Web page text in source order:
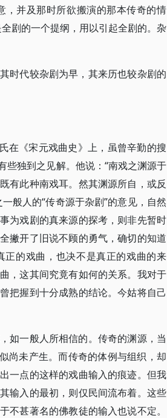
，并及那时所欲搬演的那本传奇的情
剧的一个提纲，用以引起全剧的。杂
时代较杂剧为早，其来历也较杂剧的
在《宋元戏曲史》上，虽曾辛勤的搜
些独到之见解。他说：“南戏之渊源于
有此种南戏耳。然其渊源所自，或反
般人的“传奇源于杂剧”的意见，自然
为戏剧的真来源的探考，则非先暂时
撇开了旧说不顾的勇气，确切的知道
正的戏曲，也决不是真正的戏曲的来
，这其间究竟有如何的关系。我对于
把握到十分成熟的结论。今姑将自己
如一般人所相信的。传奇的渊源，当
尚未产生。而传奇的体例与组织，却
一点的这样的戏曲输入的痕迹。但我
输入的最初，则仅民间流布着。这些
甚著名的佛教徒的输入也说不定。